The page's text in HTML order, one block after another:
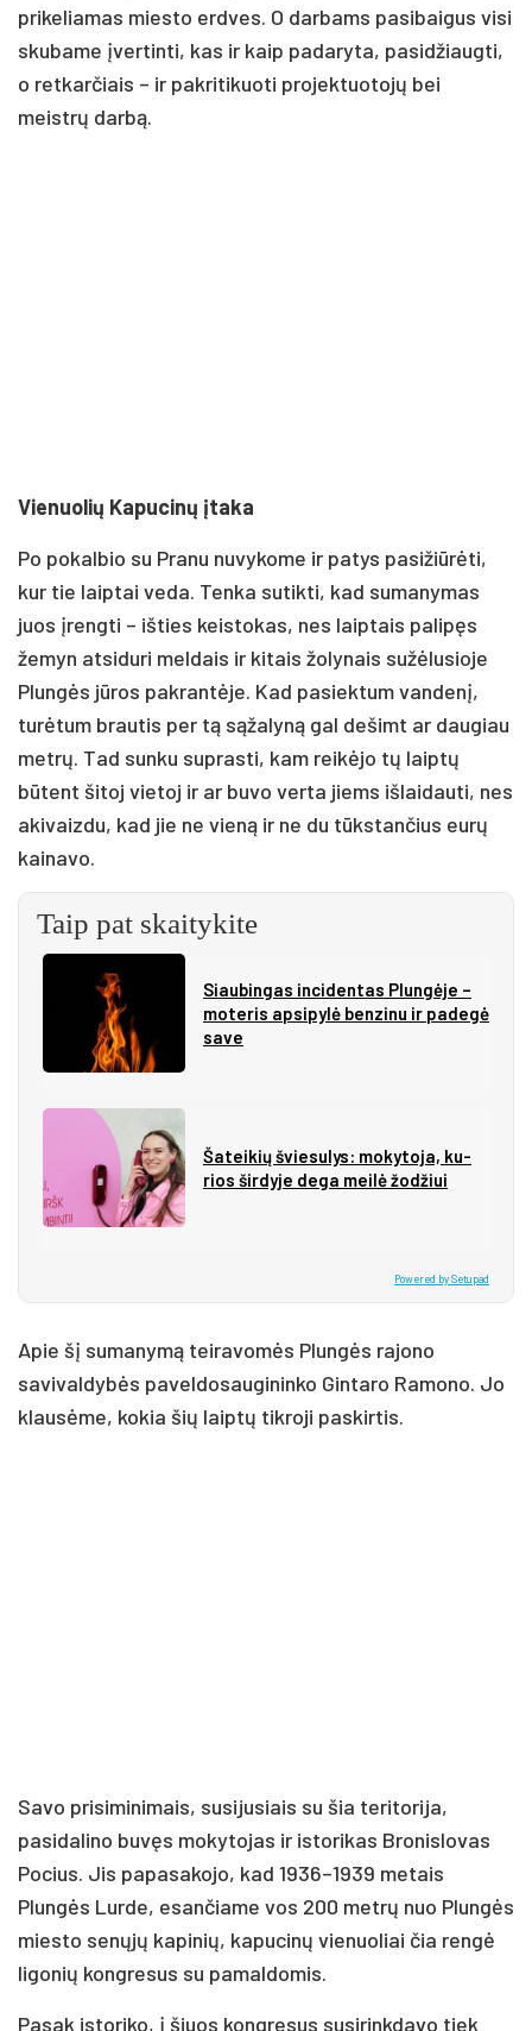
prikeliamas miesto erdves. O darbams pasibaigus visi
skubame įvertinti, kas ir kaip padaryta, pasidžiaugti,
o retkarčiais – ir pakritikuoti projektuotojų bei
meistrų darbą.
Vienuolių Kapucinų įtaka
Po pokalbio su Pranu nuvykome ir patys pasižiūrėti,
kur tie laiptai veda. Tenka sutikti, kad sumanymas
juos įrengti – išties keistokas, nes laiptais palipęs
žemyn atsiduri meldais ir kitais žolynais sužėlusioje
Plungės jūros pakrantėje. Kad pasiektum vandenį,
turėtum brautis per tą sąžalyną gal dešimt ar daugiau
metrų. Tad sunku suprasti, kam reikėjo tų laiptų
būtent šitoj vietoj ir ar buvo verta jiems išlaidauti, nes
akivaizdu, kad jie ne vieną ir ne du tūkstančius eurų
kainavo.
Taip pat skaitykite
Siau­bin­gas in­ci­den­tas Plun­gė­je –
mo­te­ris ap­si­py­lė ben­zi­nu ir pa­de­gė
sa­ve
Ša­tei­kių švie­su­lys: mo­ky­to­ja, ku­
rios šir­dy­je de­ga mei­lė žo­džiui
Powered by Setupad
Apie šį sumanymą teiravomės Plungės rajono
savivaldybės paveldosaugininko Gintaro Ramono. Jo
klausėme, kokia šių laiptų tikroji paskirtis.
Savo prisiminimais, susijusiais su šia teritorija,
pasidalino buvęs mokytojas ir istorikas Bronislovas
Pocius. Jis papasakojo, kad 1936–1939 metais
Plungės Lurde, esančiame vos 200 metrų nuo Plungės
miesto senųjų kapinių, kapucinų vienuoliai čia rengė
ligonių kongresus su pamaldomis.
Pasak istoriko, į šiuos kongresus susirinkdavo tiek